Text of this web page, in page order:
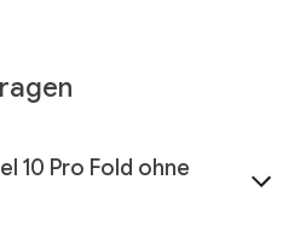
10 Pro Fold ohne